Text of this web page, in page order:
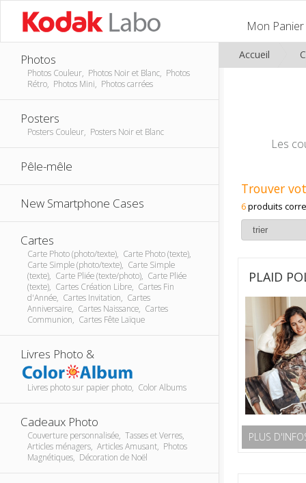
Mon Panier
Photos
Photos Couleur, Photos Noir et Blanc, Photos
Rétro, Photos Mini, Photos carrées
Posters
Posters Couleur, Posters Noir et Blanc
Pêle-mêle
New Smartphone Cases
Cartes
Carte Photo (photo/texte), Carte Photo (texte),
Carte Simple (photo/texte), Carte Simple
(texte), Carte Pliée (texte/photo), Carte Pliée
(texte), Cartes Création Libre, Cartes Fin
d'Année, Cartes Invitation, Cartes
Anniversaire, Cartes Naissance, Cartes
Communion, Cartes Fête Laïque
Livres Photo &
Livres photo sur papier photo, Color Albums
Cadeaux Photo
Couverture personnalisée, Tasses et Verres,
Articles ménagers, Articles Amusant, Photos
Magnétiques, Décoration de Noël
Accueil
Les
Trouver
6produits
PLAID
PLUS